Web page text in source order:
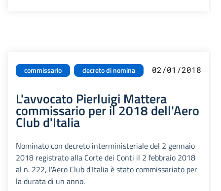
commissario decreto di nomina 02/01/2018
L'avvocato Pierluigi Mattera
commissario per il 2018 dell'Aero
Club d'Italia
Nominato con decreto interministeriale del 2 gennaio
2018 registrato alla Corte dei Conti il 2 febbraio 2018
al n. 222, l'Aero Club d'Italia è stato commissariato per
la durata di un anno.